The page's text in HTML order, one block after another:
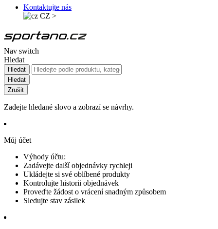
Kontaktujte nás
CZ >
Nav switch
Hledat
Hledat
Hledat
Zrušit
Zadejte hledané slovo a zobrazí se návrhy.
Můj účet
Výhody účtu:
Zadávejte další objednávky rychleji
Ukládejte si své oblíbené produkty
Kontrolujte historii objednávek
Proveďte žádost o vrácení snadným způsobem
Sledujte stav zásilek